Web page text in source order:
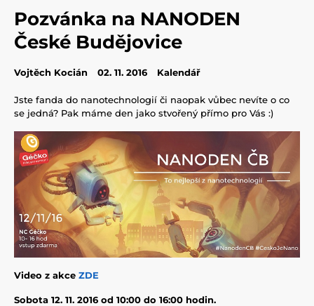
Pozvánka na NANODEN
České Budějovice
Vojtěch Kocián 02. 11. 2016 Kalendář
Jste fanda do nanotechnologií či naopak vůbec nevíte o co
se jedná? Pak máme den jako stvořený přímo pro Vás :)
Video z akce ZDE
Sobota 12. 11. 2016 od 10:00 do 16:00 hodin.